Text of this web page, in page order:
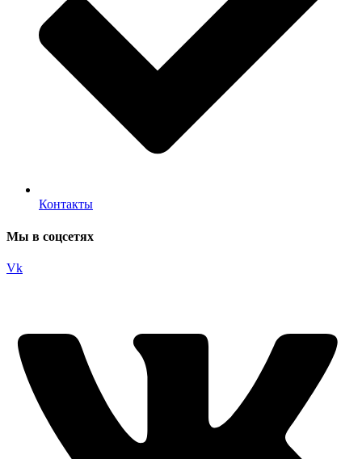
Контакты
Мы в соцсетях
Vk